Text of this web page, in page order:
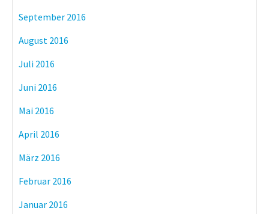
September 2016
August 2016
Juli 2016
Juni 2016
Mai 2016
April 2016
März 2016
Februar 2016
Januar 2016